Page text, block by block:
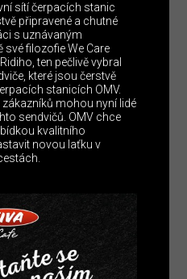
sítí čerpacích stanic
připravené a chutné
s uznávaným
své filozofie We Care
ten pečlivě vybral
které jsou čerstvě
stanicích OMV.
mohou nyní lidé
sendvičů. OMV chce
kvalitního
novou laťku v